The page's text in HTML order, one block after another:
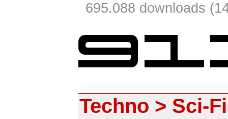
695.088 downloads
Techno > Sci-Fi